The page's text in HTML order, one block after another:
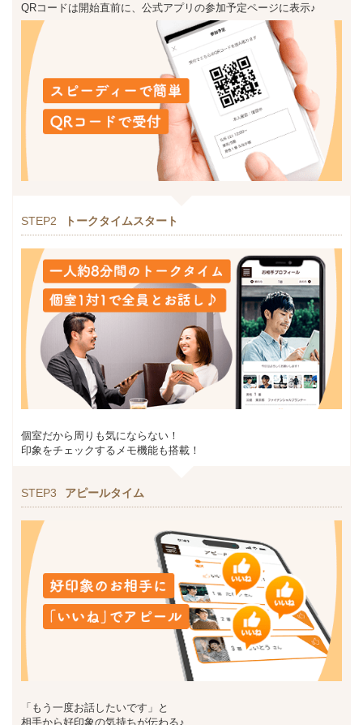
QRコードは開始直前に、公式アプリの参加予定ページに表示♪
STEP2 トークタイムスタート
個室だから周りも気にならない！
印象をチェックするメモ機能も搭載！
STEP3 アピールタイム
「もう一度お話したいです」と
相手から好印象の気持ちが伝わる♪